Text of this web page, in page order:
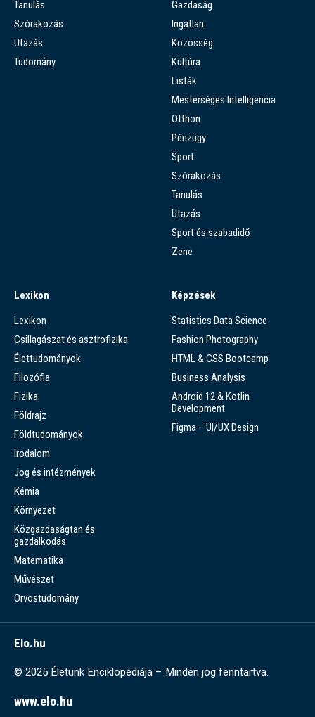
Tanulás
Szórakozás
Utazás
Tudomány
Gazdaság
Ingatlan
Közösség
Kultúra
Listák
Mesterséges Intelligencia
Otthon
Pénzügy
Sport
Szórakozás
Tanulás
Utazás
Sport és szabadidő
Zene
Lexikon
Lexikon
Csillagászat és asztrofizika
Élettudományok
Filozófia
Fizika
Földrajz
Földtudományok
Irodalom
Jog és intézmények
Kémia
Környezet
Közgazdaságtan és
gazdálkodás
Matematika
Művészet
Orvostudomány
Képzések
Statistics Data Science
Fashion Photography
HTML & CSS Bootcamp
Business Analysis
Android 12 & Kotlin
Development
Figma – UI/UX Design
Elo.hu
© 2025 Életünk Enciklopédiája – Minden jog fenntartva.
www.elo.hu